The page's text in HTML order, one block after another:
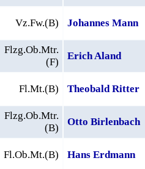
Vz.Fw.(B) Johannes Mann
Flzg.Ob.Mtr.
(F)
Erich Aland
Fl.Mt.(B) Theobald Ritter
Flzg.Ob.Mtr.
(B)
Otto Birlenbach
Fl.Ob.Mt.(B) Hans Erdmann